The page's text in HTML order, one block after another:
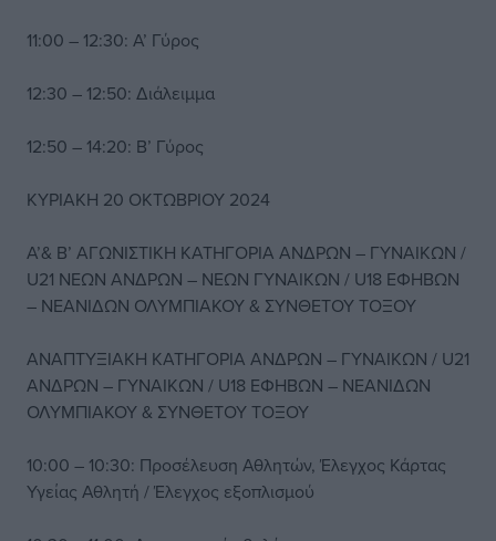
11:00 – 12:30: Α’ Γύρος
12:30 – 12:50: Διάλειμμα
12:50 – 14:20: Β’ Γύρος
ΚΥΡΙΑΚΗ 20 ΟΚΤΩΒΡΙΟΥ 2024
Α’& Β’ ΑΓΩΝΙΣΤΙΚΗ ΚΑΤΗΓΟΡΙΑ ΑΝΔΡΩΝ – ΓΥΝΑΙΚΩΝ /
U21 ΝΕΩΝ ΑΝΔΡΩΝ – ΝΕΩΝ ΓΥΝΑΙΚΩΝ / U18 ΕΦΗΒΩΝ
– ΝΕΑΝΙΔΩΝ ΟΛΥΜΠΙΑΚΟΥ & ΣΥΝΘΕΤΟΥ ΤΟΞΟΥ
ΑΝΑΠΤΥΞΙΑΚΗ ΚΑΤΗΓΟΡΙΑ ΑΝΔΡΩΝ – ΓΥΝΑΙΚΩΝ / U21
ΑΝΔΡΩΝ – ΓΥΝΑΙΚΩΝ / U18 ΕΦΗΒΩΝ – ΝΕΑΝΙΔΩΝ
ΟΛΥΜΠΙΑΚΟΥ & ΣΥΝΘΕΤΟΥ ΤΟΞΟΥ
10:00 – 10:30: Προσέλευση Αθλητών, Έλεγχος Κάρτας
Υγείας Αθλητή / Έλεγχος εξοπλισμού